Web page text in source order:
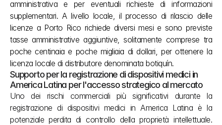
amministrativa e per eventuali richieste di informazioni
supplementari. A livello locale, il processo di rilascio delle
licenze a Porto Rico richiede diversi mesi e sono previste
tasse amministrative aggiuntive, solitamente comprese tra
poche centinaia e poche migliaia di dollari, per ottenere la
licenza locale di distributore denominata botiquín.
Supporto per la registrazione di dispositivi medici in
America Latina per l'accesso strategico al mercato
Uno dei rischi commerciali più significativi durante la
registrazione di dispositivi medici in America Latina è la
potenziale perdita di controllo della proprietà intellettuale.